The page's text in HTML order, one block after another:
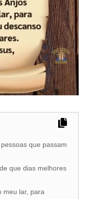
que passam
que dias melhores
meu lar, para